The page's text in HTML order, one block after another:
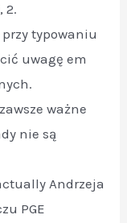
2.
typowaniu
uwagę em
ważne
nie są
Andrzeja
PGE